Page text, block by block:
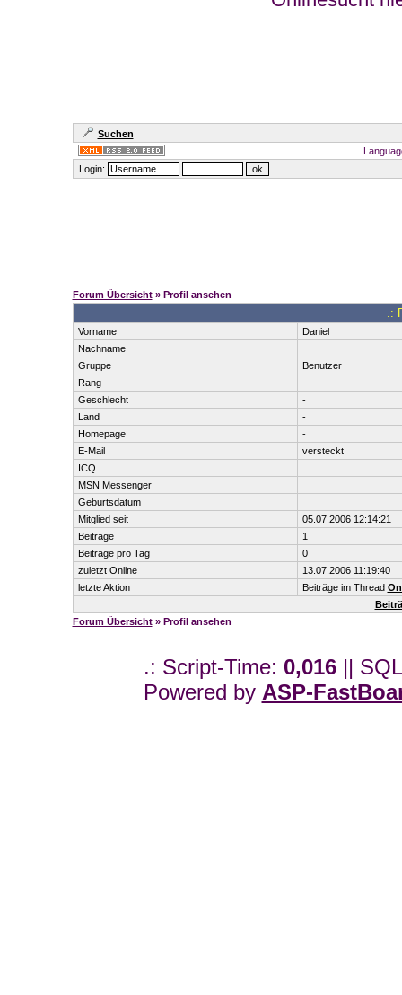
Suchen
Login:
Forum Übersicht» Profil ansehen
.:
Vorname
Daniel
Nachname
Gruppe
Benutzer
Rang
Geschlecht
-
Land
-
Homepage
-
E-Mail
versteckt
ICQ
MSN Messenger
Geburtsdatum
Mitglied seit
05.07.2006 12:14:21
Beiträge
1
Beiträge pro Tag
0
zuletzt Online
13.07.2006 11:19:40
letzte Aktion
Beiträge im Thread
Forum Übersicht» Profil ansehen
.: Script-Time: 0,016||
Powered by ASP-